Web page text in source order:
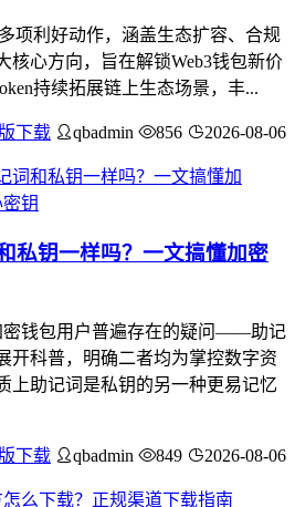
项利好动作，涵盖生态扩容、合规
核心方向，旨在解锁Web3钱包新价
持续拓展链上生态场景，丰...
下载 qbadmin 856 2026-08-06
私钥一样吗？一文搞懂加密
密钱包用户普遍存在的疑问——助记
开科普，明确二者均为掌控数字资
上助记词是私钥的另一种更易记忆
下载 qbadmin 849 2026-08-06